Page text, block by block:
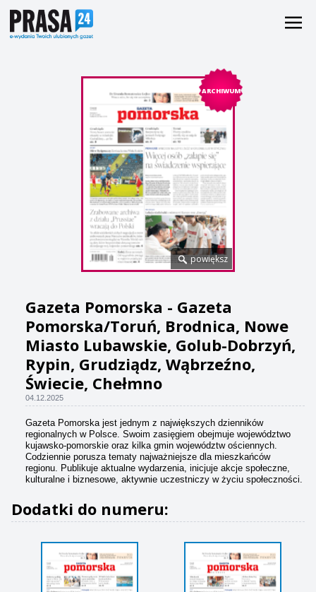
ARCHIWUM
powiększ
Gazeta Pomorska - Gazeta
Pomorska/Toruń, Brodnica, Nowe
Miasto Lubawskie, Golub-Dobrzyń,
Rypin, Grudziądz, Wąbrzeźno,
Świecie, Chełmno
04.12.2025
Gazeta Pomorska jest jednym z największych dzienników
regionalnych w Polsce. Swoim zasięgiem obejmuje województwo
kujawsko-pomorskie oraz kilka gmin województw ościennych.
Codziennie porusza tematy najważniejsze dla mieszkańców
regionu. Publikuje aktualne wydarzenia, inicjuje akcje społeczne,
kulturalne i biznesowe, aktywnie uczestniczy w życiu społeczności.
Dodatki do numeru: